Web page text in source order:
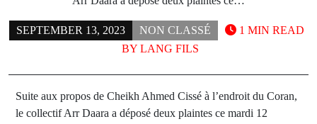
SEPTEMBER 13, 2023
NON CLASSÉ
BY LANG FILS
1 MIN READ
Suite aux propos de Cheikh Ahmed Cissé à l’endroit du Coran,
le collectif Arr Daara a déposé deux plaintes ce mardi 12